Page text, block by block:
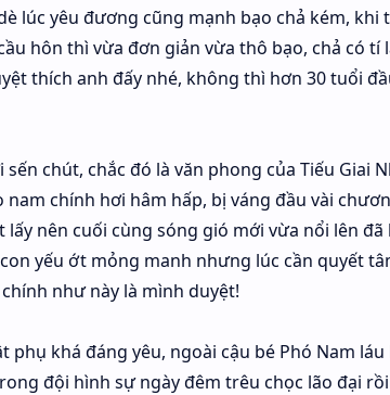
lúc yêu đương cũng mạnh bạo chả kém, khi
hôn thì vừa đơn giản vừa thô bạo, chả có tí
thích anh đấy nhé, không thì hơn 30 tuổi
chút, chắc đó là văn phong của Tiếu Giai
chính hơi hâm hấp, bị váng đầu vài
nên cuối cùng sóng gió mới vừa nổi lên
yếu ớt mỏng manh nhưng lúc cần quyết
như này là mình duyệt!
phụ khá đáng yêu, ngoài cậu bé Phó Nam
đội hình sự ngày đêm trêu chọc lão đại